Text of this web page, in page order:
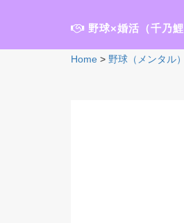
野球×婚活（千乃鯉
Home > 野球（メンタル）